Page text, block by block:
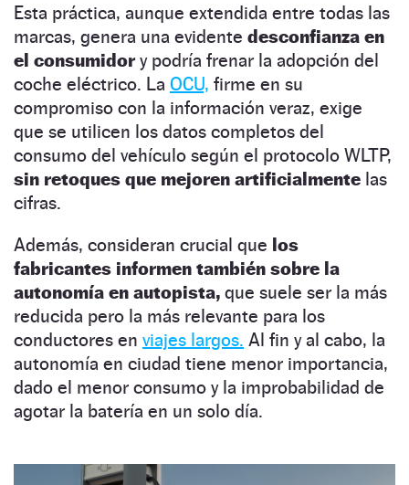
Esta práctica, aunque extendida entre todas las
marcas, genera una evidente desconfianza en
el consumidory podría frenar la adopción del
coche eléctrico. La OCU, firme en su
compromiso con la información veraz, exige
que se utilicen los datos completos del
consumo del vehículo según el protocolo WLTP,
sin retoques que mejoren artificialmente las
cifras.
Además, consideran crucial que los
fabricantes informen también sobre la
autonomía en autopista, que suele ser la más
reducida pero la más relevante para los
conductores en viajes largos. Al fin y al cabo, la
autonomía en ciudad tiene menor importancia,
dado el menor consumo y la improbabilidad de
agotar la batería en un solo día.